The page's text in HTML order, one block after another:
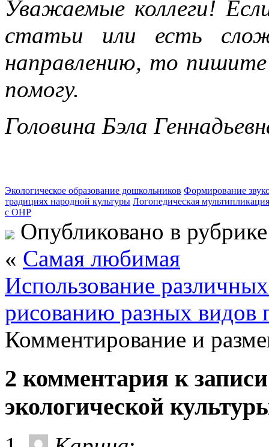
Уважаемые коллеги!
статьи или есть
направлению, то
помогу.
Головина Бэла
Экологическое образование дошкольников Формирование
традициях народной культуры Логопедическая
с ОНР
Опубликовано в
« Самая любимая
Использование
рисованию разных видов
Комментирование и
2 комментария к
экологической